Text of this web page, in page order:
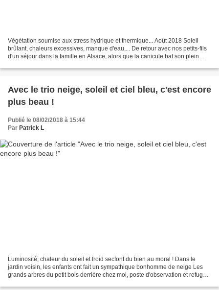
Végétation soumise aux stress hydrique et thermique... Août 2018 Soleil
brûlant, chaleurs excessives, manque d'eau,... De retour avec nos petits-fils
d'un séjour dans la famille en Alsace, alors que la canicule bat son plein
Avec le trio neige, soleil et ciel bleu, c'est encore
plus beau !
Publié le 08/02/2018 à 15:44
Par Patrick L
Luminosité, chaleur du soleil et froid secfont du bien au moral ! Dans le
jardin voisin, les enfants ont fait un sympathique bonhomme de neige Les
grands arbres du petit bois derrière chez moi, poste d'observation et refuge